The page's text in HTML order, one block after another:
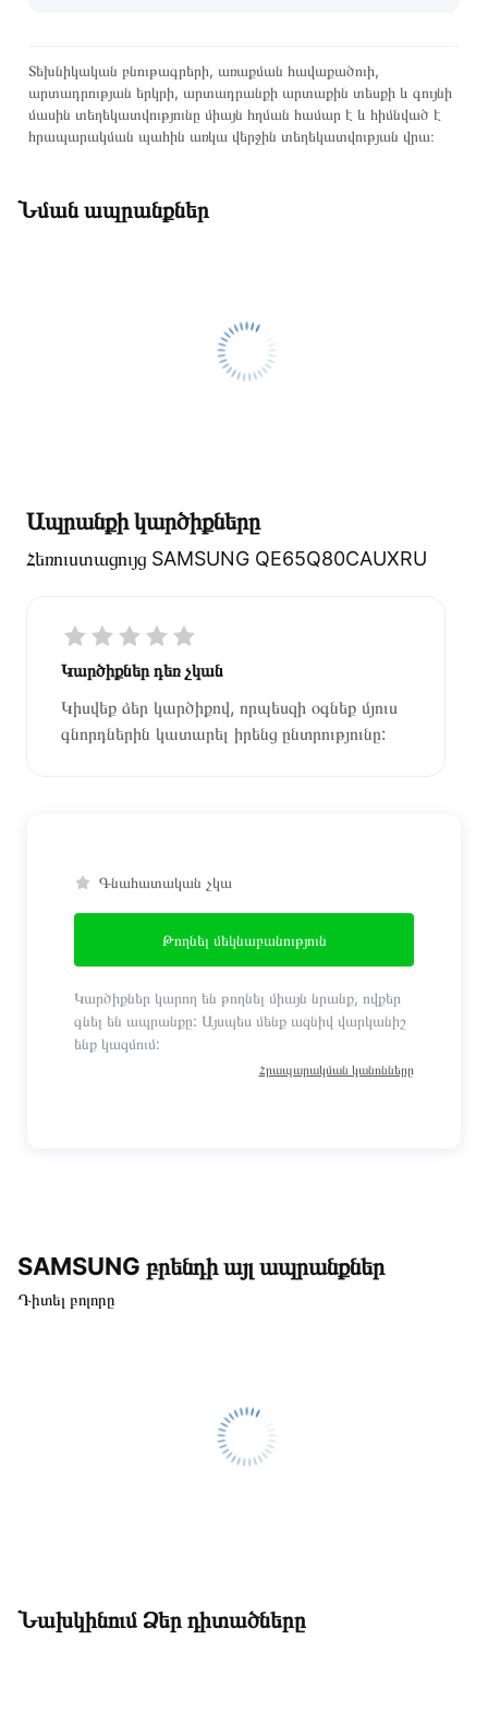
Տեխնիկական բնութագրերի, առաքման հավաքածուի,
արտադրության երկրի, արտադրանքի արտաքին տեսքի և գույնի
մասին տեղեկատվությունը միայն հղման համար է և հիմնված է
հրապարակման պահին առկա վերջին տեղեկատվության վրա։
Նման ապրանքներ
Ապրանքի կարծիքները
Հեռուստացույց SAMSUNG QE65Q80CAUXRU
Կարծիքներ դեռ չկան
Կիսվեք ձեր կարծիքով, որպեսզի օգնեք մյուս
գնորդներին կատարել իրենց ընտրությունը:
Գնահատական չկա
Թողնել մեկնաբանություն
Կարծիքներ կարող են թողնել միայն նրանք, ովքեր
գնել են ապրանքը: Այսպես մենք ազնիվ վարկանիշ
ենք կազմում:
Հրապարակման կանոնները
SAMSUNG բրենդի այլ ապրանքներ
Դիտել բոլորը
Նախկինում Ձեր դիտածները